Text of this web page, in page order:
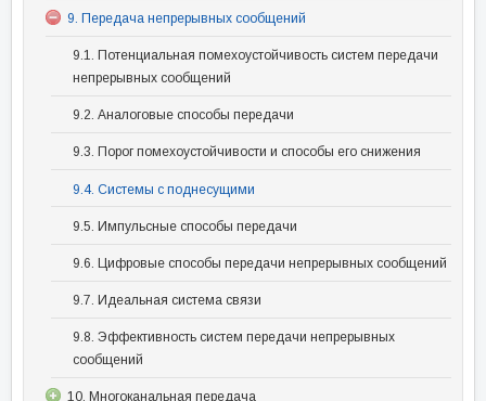
9. Передача непрерывных сообщений
9.1. Потенциальная помехоустойчивость систем передачи
непрерывных сообщений
9.2. Аналоговые способы передачи
9.3. Порог помехоустойчивости и способы его снижения
9.4. Системы с поднесущими
9.5. Импульсные способы передачи
9.6. Цифровые способы передачи непрерывных сообщений
9.7. Идеальная система связи
9.8. Эффективность систем передачи непрерывных
сообщений
10. Многоканальная передача